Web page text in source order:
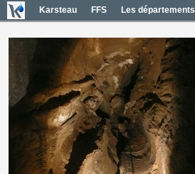
Karsteau FFS Les départements